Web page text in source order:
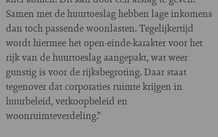
Samen met de huurtoeslag hebben lage inkomens
dan toch passende woonlasten. Tegelijkertijd
wordt hiermee het open-einde-karakter voor het
rijk van de huurtoeslag aangepakt, wat weer
gunstig is voor de rijksbegroting. Daar staat
tegenover dat corporaties ruimte krijgen in
huurbeleid, verkoopbeleid en
woonruimteverdeling.”